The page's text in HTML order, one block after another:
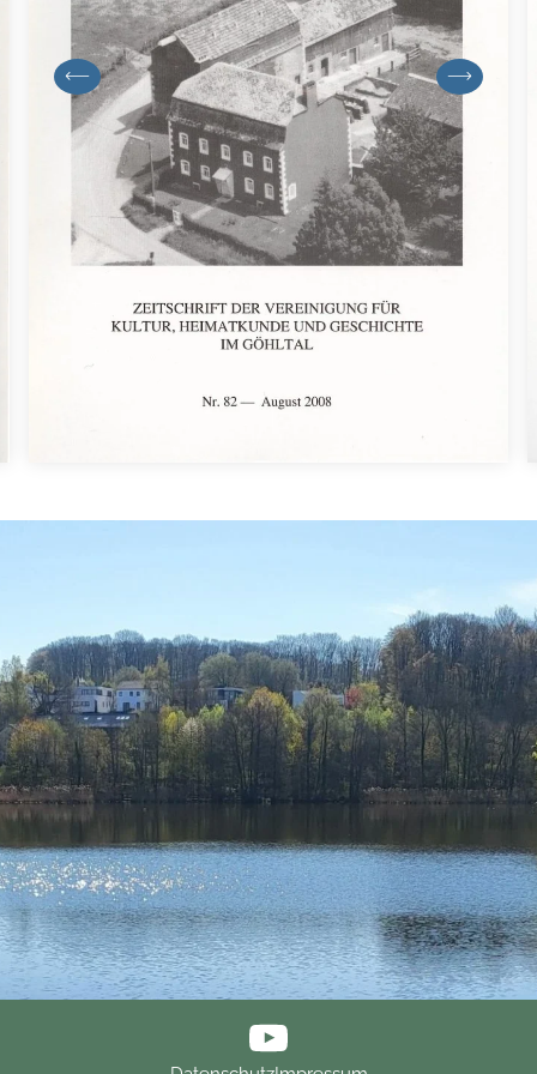
previous next